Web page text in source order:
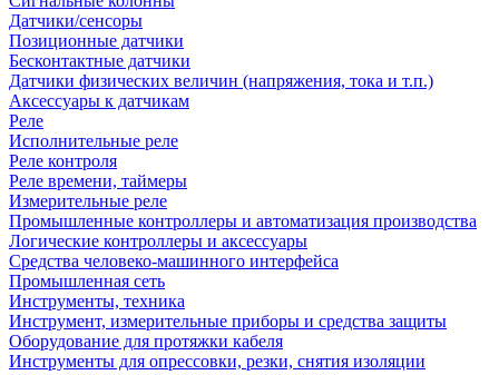
Датчики/сенсоры
Позиционные датчики
Бесконтактные датчики
Датчики физических величин (напряжения, тока и т.п.)
Аксессуары к датчикам
Реле
Исполнительные реле
Реле контроля
Реле времени, таймеры
Измерительные реле
Промышленные контроллеры и автоматизация производства
Логические контроллеры и аксессуары
Средства человеко-машинного интерфейса
Промышленная сеть
Инструменты, техника
Инструмент, измерительные приборы и средства защиты
Оборудование для протяжки кабеля
Инструменты для опрессовки, резки, снятия изоляции